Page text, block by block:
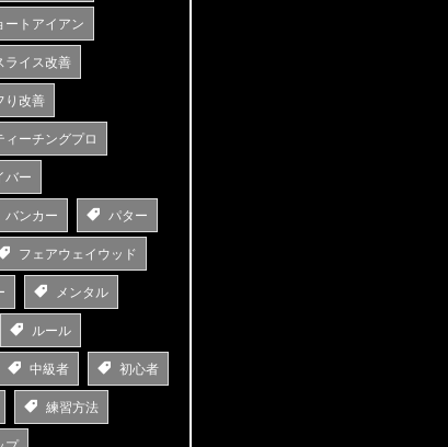
ートアイアン
ライス改善
り改善
ィーチングプロ
バー
バンカー パター
フェアウェイウッド
メンタル
ルール
中級者 初心者
練習方法